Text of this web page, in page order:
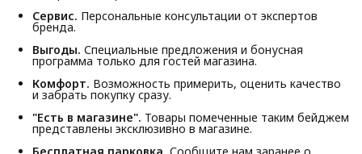
Сервис. Персональные консультации от экспертов
бренда.
Выгоды. Специальные предложения и бонусная
программа только для гостей магазина.
Комфорт. Возможность примерить, оценить качество
и забрать покупку сразу.
"Есть в магазине". Товары помеченные таким бейджем
представлены эксклюзивно в магазине.
Бесплатная парковка. Сообщите нам заранее о